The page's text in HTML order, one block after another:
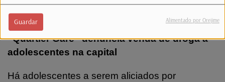
Guardar Alimentado por Orejime
“Quartier Gare” denuncia venda de droga a
adolescentes na capital
Há adolescentes a serem aliciados por